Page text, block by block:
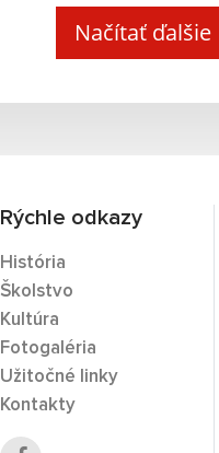
Načítať ďalšie
Rýchle odkazy
História
Školstvo
Kultúra
Fotogaléria
Užitočné linky
Kontakty